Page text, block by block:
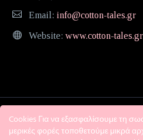
Email: info@cotton-tales.gr
Website: www.cotton-tales.gr
Cookies Για να εξασφαλίσουμε τη
μερικές φορές τοποθετούμε μικρά